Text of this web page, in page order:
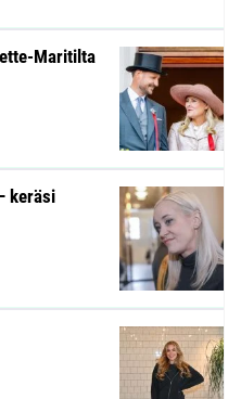
Maritilta
keräsi